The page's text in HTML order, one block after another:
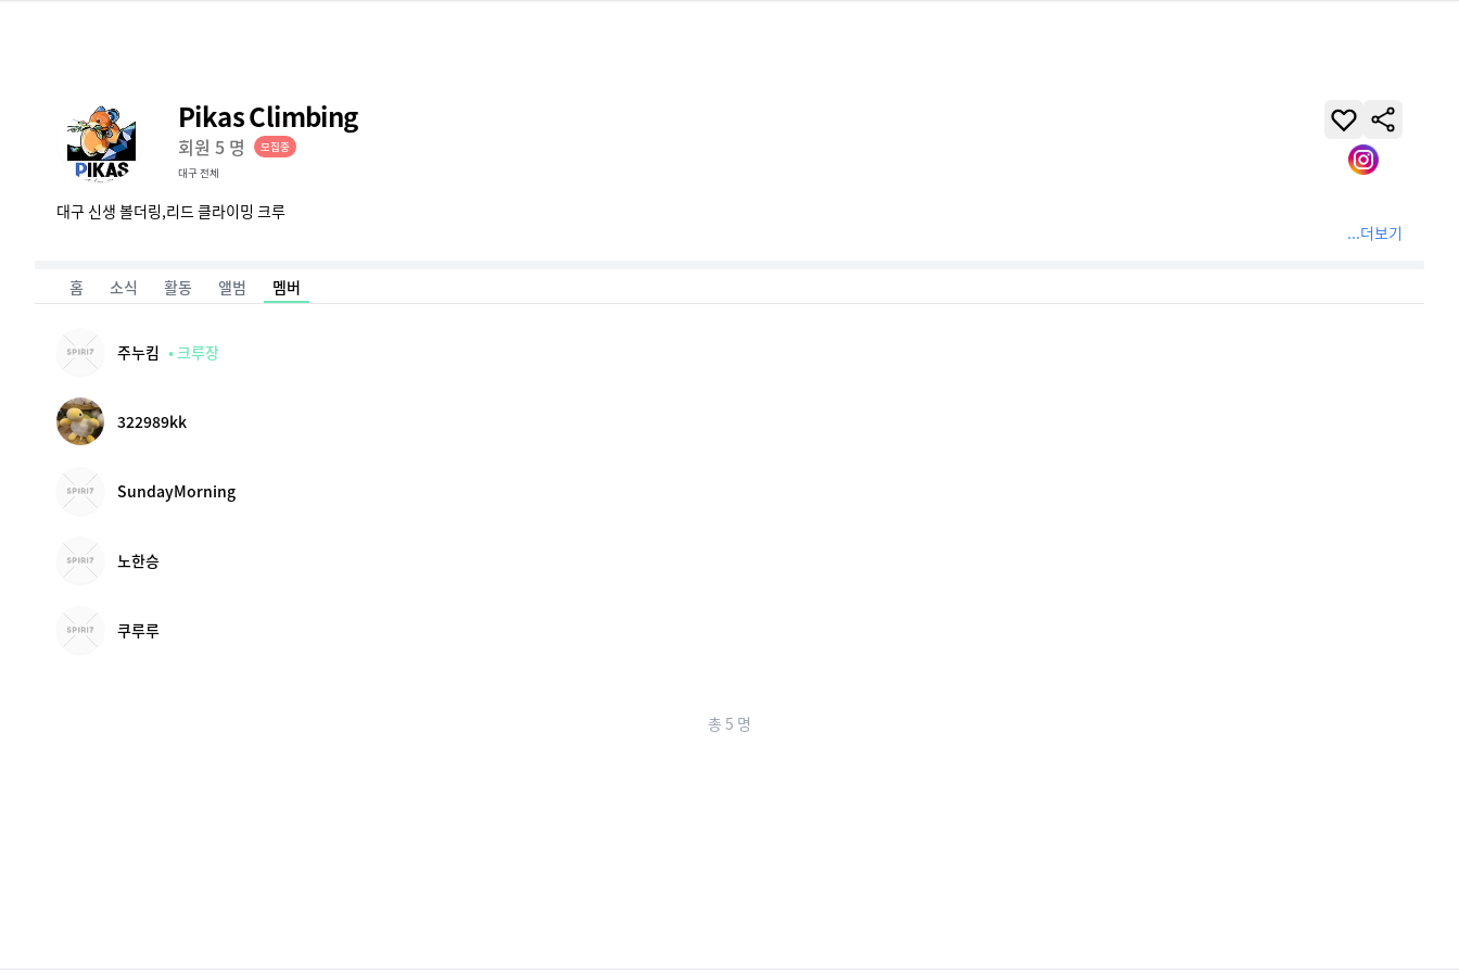
Pikas Climbing
회원 5 명
모집중
대구 전체
대구 신생 볼더링,리드 클라이밍 크루
게스트 참여, 가입문의 언제든 환영
가입조건 : 클라이밍에 대한 열정만 있으면 O.K
               한달 내 3번이상 게스트 참석
...더보기
홈 소식 활동 앨범 멤버
주누킴 • 크루장
322989kk
SundayMorning
노한승
쿠루루
총 5 명